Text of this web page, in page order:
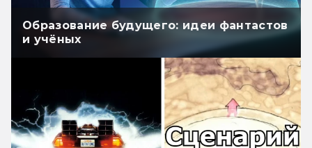
Образование будущего: идеи фантастов
и учёных